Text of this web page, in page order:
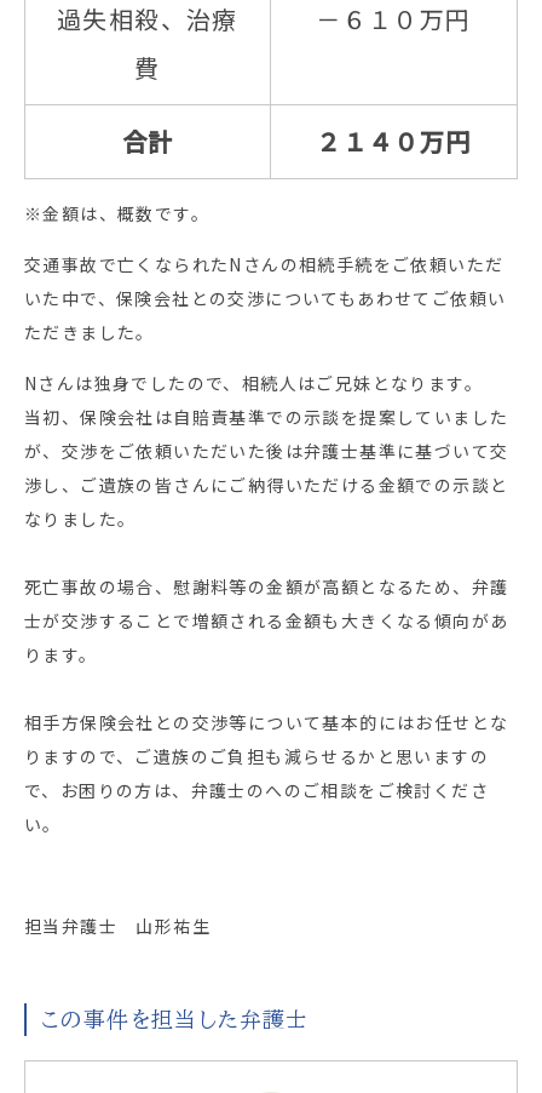
過失相殺、治療
費
－６１０万円
合計 ２１４０万円
※金額は、概数です。
交通事故で亡くなられたNさんの相続手続をご依頼いただ
いた中で、保険会社との交渉についてもあわせてご依頼い
ただきました。
Nさんは独身でしたので、相続人はご兄妹となります。
当初、保険会社は自賠責基準での示談を提案していました
が、交渉をご依頼いただいた後は弁護士基準に基づいて交
渉し、ご遺族の皆さんにご納得いただける金額での示談と
なりました。
死亡事故の場合、慰謝料等の金額が高額となるため、弁護
士が交渉することで増額される金額も大きくなる傾向があ
ります。
相手方保険会社との交渉等について基本的にはお任せとな
りますので、ご遺族のご負担も減らせるかと思いますの
で、お困りの方は、弁護士のへのご相談をご検討くださ
い。
担当弁護士 山形祐生
この事件を担当した弁護士